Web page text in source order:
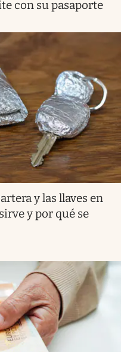
con su pasaporte
y las llaves en
y por qué se